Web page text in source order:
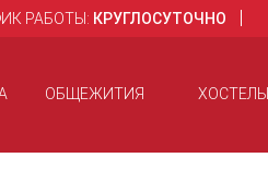
РАБОТЫ: КРУГЛОСУТОЧНО
ОБЩЕЖИТИЯ ХОСТЕЛЫ